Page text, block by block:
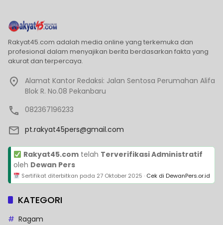
Rakyat45.com adalah media online yang terkemuka dan
profesional dalam menyajikan berita berdasarkan fakta yang
akurat dan terpercaya.
Alamat Kantor Redaksi: Jalan Sentosa Perumahan Alifa
Blok R. No.08 Pekanbaru
082367196233
pt.rakyat45pers@gmail.com
Rakyat45.comtelah Terverifikasi Administratif
oleh Dewan Pers
Sertifikat diterbitkan pada 27 Oktober 2025 · Cek di DewanPers.or.id
KATEGORI
Ragam